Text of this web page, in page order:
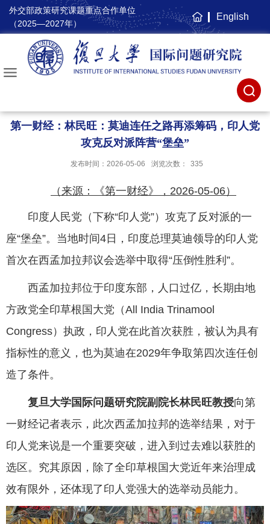
外交部政策研究课题重点合作单位
（2025—2027年）
主
页
English
第一财经：林民旺：莫迪连任之路再添筹码，印人党
攻克反对派阵营“堡垒”
发布时间：2026-05-06 浏览次数： 335
（来源：《第一财经》，2026-05-06）
印度人民党（下称“印人党”）攻克了反对派的一
座“堡垒”。当地时间4日，印度总理莫迪领导的印人党
首次在西孟加拉邦议会选举中取得“压倒性胜利”。
西孟加拉邦位于印度东部，人口过亿，长期由地
方政党全印草根国大党（All India Trinamool
Congress）执政，印人党在此首次获胜，被认为具有
指标性的意义，也为莫迪在2029年争取第四次连任创
造了条件。
复旦大学国际问题研究院副院长林民旺教授向第
一财经记者表示，此次西孟加拉邦的选举结果，对于
印人党来说是一个重要突破，进入到过去难以获胜的
选区。究其原因，除了全印草根国大党近年来治理成
效有限外，还体现了印人党强大的选举动员能力。